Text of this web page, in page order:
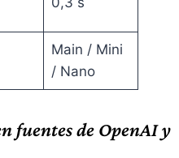
Main / Mini
/ Nano
fuentes de OpenAI y